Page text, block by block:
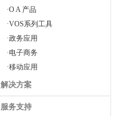
·O A 产品
·VOS系列工具
·政务应用
·电子商务
·移动应用
解决方案
服务支持